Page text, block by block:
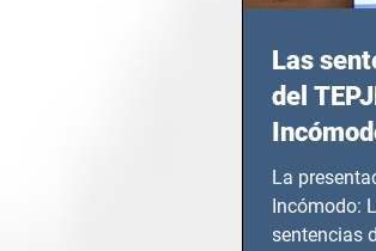
Las
del
La
Incómodo:
sentencias